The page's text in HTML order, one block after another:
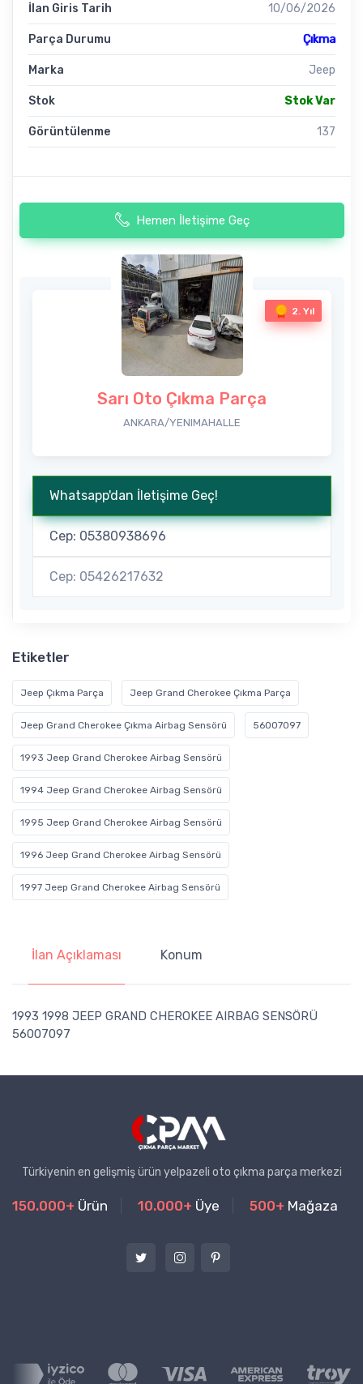
İlan Giris Tarih 10/06/2026
Parça Durumu Çıkma
Marka Jeep
Stok Stok Var
Görüntülenme 137
Hemen İletişime Geç
2. Yıl
Sarı Oto Çıkma Parça
ANKARA/YENIMAHALLE
Whatsapp'dan İletişime Geç!
Cep: 05380938696
Cep: 05426217632
Etiketler
Jeep Çıkma Parça Jeep Grand Cherokee Çıkma Parça
Jeep Grand Cherokee Çıkma Airbag Sensörü 56007097
1993 Jeep Grand Cherokee Airbag Sensörü
1994 Jeep Grand Cherokee Airbag Sensörü
1995 Jeep Grand Cherokee Airbag Sensörü
1996 Jeep Grand Cherokee Airbag Sensörü
1997 Jeep Grand Cherokee Airbag Sensörü
İlan Açıklaması Konum
1993 1998 JEEP GRAND CHEROKEE AIRBAG SENSÖRÜ
56007097
Türkiyenin en gelişmiş ürün yelpazeli oto çıkma parça merkezi
150.000+ Ürün 10.000+ Üye 500+ Mağaza